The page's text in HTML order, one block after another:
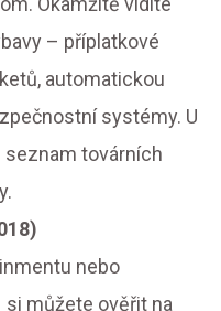
– příplatkové
automatickou
systémy. U
seznam továrních
nebo
můžete ověřit na